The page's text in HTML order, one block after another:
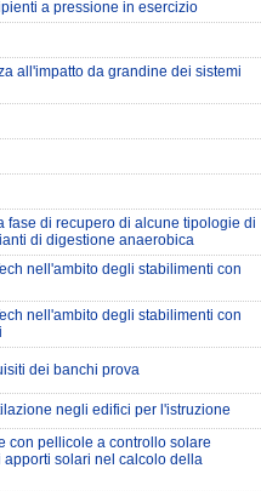
a pressione in esercizio
all'impatto da grandine dei sistemi
fase di recupero di alcune tipologie di
di digestione anaerobica
nell'ambito degli stabilimenti con
nell'ambito degli stabilimenti con
dei banchi prova
negli edifici per l'istruzione
con pellicole a controllo solare
solari nel calcolo della